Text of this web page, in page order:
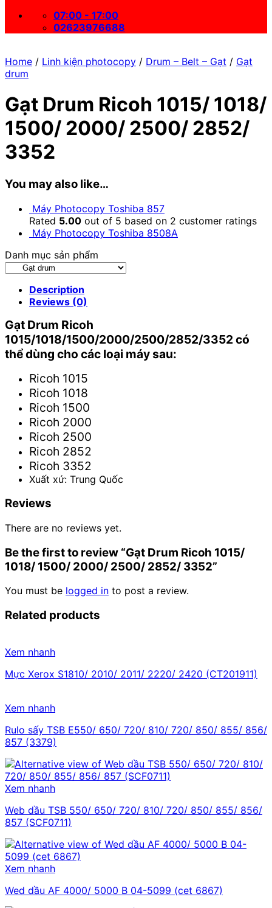
07:00 - 17:00
02623976688
Home / Linh kiện photocopy / Drum – Belt – Gạt / Gạt
drum
Gạt Drum Ricoh 1015/ 1018/
1500/ 2000/ 2500/ 2852/
3352
You may also like…
Máy Photocopy Toshiba 857
Rated 5.00 out of 5 based on 2 customer ratings
Máy Photocopy Toshiba 8508A
Danh mục sản phẩm
Description
Reviews (0)
Gạt Drum Ricoh
1015/1018/1500/2000/2500/2852/3352 có
thể dùng cho các loại máy sau:
Ricoh 1015
Ricoh 1018
Ricoh 1500
Ricoh 2000
Ricoh 2500
Ricoh 2852
Ricoh 3352
Xuất xứ: Trung Quốc
Reviews
There are no reviews yet.
Be the first to review “Gạt Drum Ricoh 1015/
1018/ 1500/ 2000/ 2500/ 2852/ 3352”
You must be logged in to post a review.
Related products
Xem nhanh
Mực Xerox S1810/ 2010/ 2011/ 2220/ 2420 (CT201911)
Xem nhanh
Rulo sấy TSB E550/ 650/ 720/ 810/ 720/ 850/ 855/ 856/
857 (3379)
Xem nhanh
Web dầu TSB 550/ 650/ 720/ 810/ 720/ 850/ 855/ 856/
857 (SCF0711)
Xem nhanh
Wed dầu AF 4000/ 5000 B 04-5099 (cet 6867)